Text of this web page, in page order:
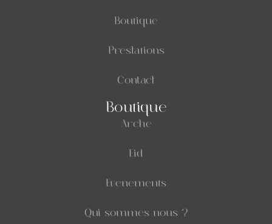
Boutique
Prestations
Contact
Boutique
Arche
Eid
Evenements
Qui sommes nous ?